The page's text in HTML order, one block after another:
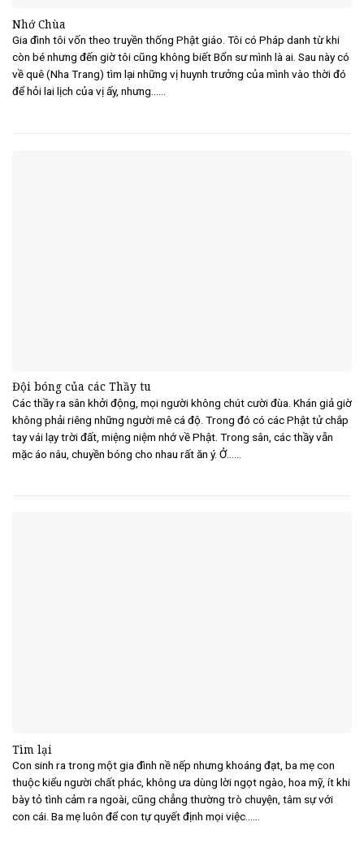
Nhớ Chùa
Gia đình tôi vốn theo truyền thống Phật giáo. Tôi có Pháp danh từ khi
còn bé nhưng đến giờ tôi cũng không biết Bổn sư mình là ai. Sau này có
về quê (Nha Trang) tìm lại những vị huynh trưởng của mình vào thời đó
để hỏi lai lịch của vị ấy, nhưng......
Đội bóng của các Thầy tu
Các thầy ra sân khởi động, mọi người không chút cười đùa. Khán giả giờ
không phải riêng những người mê cá độ. Trong đó có các Phật tử chắp
tay vái lạy trời đất, miệng niệm nhớ về Phật. Trong sân, các thầy vẫn
mặc áo nâu, chuyền bóng cho nhau rất ăn ý. Ở......
Tìm lại
Con sinh ra trong một gia đình nề nếp nhưng khoáng đạt, ba mẹ con
thuộc kiểu người chất phác, không ưa dùng lời ngọt ngào, hoa mỹ, ít khi
bày tỏ tình cảm ra ngoài, cũng chẳng thường trò chuyện, tâm sự với
con cái. Ba mẹ luôn để con tự quyết định mọi việc......